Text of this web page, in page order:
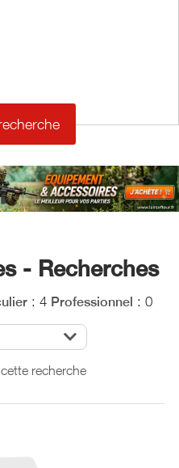
- Recherches
: 4 Professionnel : 0
recherche